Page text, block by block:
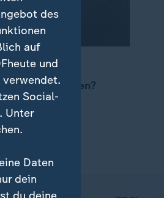
und
am größten?
des
auf
und
Social-
Unter
Daten
dein